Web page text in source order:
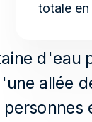
totale